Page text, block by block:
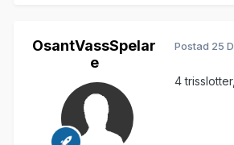
OsantVassSpelar
e
Postad 25
4